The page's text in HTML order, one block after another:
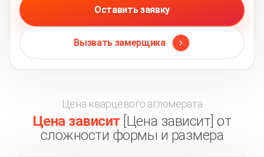
Оставить заявку
Вызвать замерщика
Цена кварцевого агломерата
Цена зависит [Цена зависит] от
сложности формы и размера